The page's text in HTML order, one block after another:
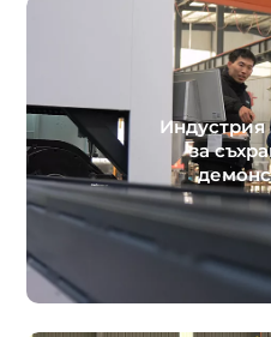
Индустрия
за